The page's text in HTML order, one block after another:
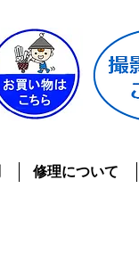
修理について